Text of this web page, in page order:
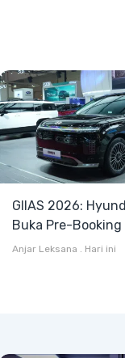
GIIAS 2026:
Buka Pre-Booking
Harga Mulai
Anjar Leksana Hari ini